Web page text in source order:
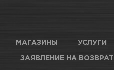
МАГАЗИНЫ УСЛУГИ
ЗАЯВЛЕНИЕ НА ВОЗВРАТ